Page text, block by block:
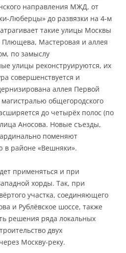
направления МЖД, от
Люберцы» до развязки на 4-м
такие улицы Москвы
Плющева, Мастеровая и аллея
по замыслу
улицы реконструируются, их
совершенствуется и
аллея Первой
общегородского
до четырёх полос (по
Аносова. Новые съезды,
поменяют
в районе «Вешняки».
применяться и при
хорды. Так, при
участка, соединяющего
и Рублёвское шоссе, также
решения ряда локальных
двух
Москву-реку.